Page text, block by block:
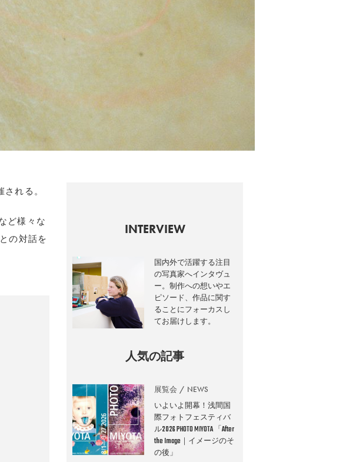
れる。
ど様々な
の対話を
INTERVIEW
国内外で活躍する注目
の写真家へインタヴュ
ー。制作への想いやエ
ピソード、作品に関す
ることにフォーカスし
てお届けします。
人気の記事
展覧会 NEWS
いよいよ開幕！浅間国
際フォトフェスティバ
ル2026 PHOTO MIYOTA 「After
the Image｜イメージのそ
の後」